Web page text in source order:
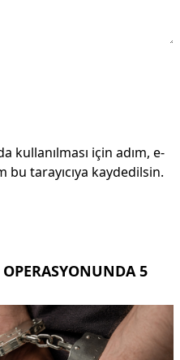
kullanılması için adım, e-
tarayıcıya kaydedilsin.
5